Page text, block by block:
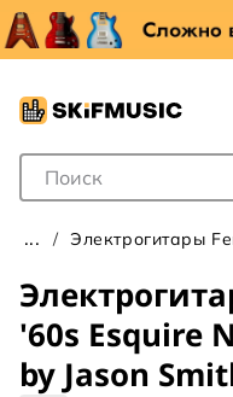
Поле для Поиска
Электрогитары
'60s Esquire
by Jason